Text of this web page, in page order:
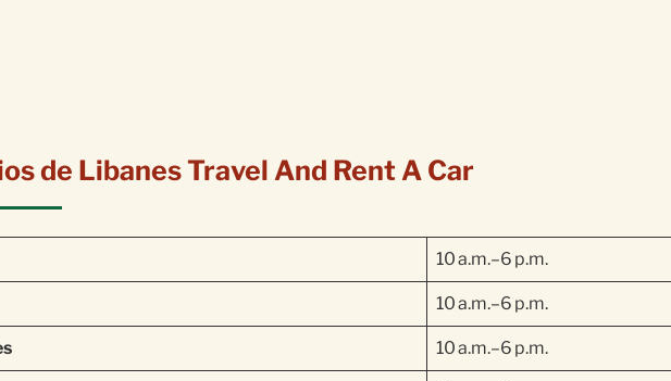
de Libanes Travel And Rent A Car
10 a.m.–6 p.m.
10 a.m.–6 p.m.
10 a.m.–6 p.m.